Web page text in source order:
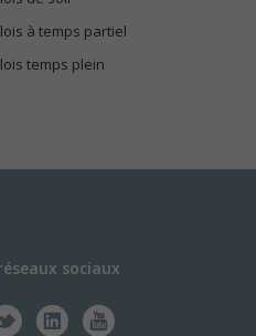
à temps partiel
temps plein
sociaux